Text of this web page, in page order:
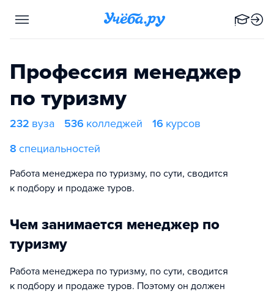
Профессия менеджер
по туризму
232 вуза 536 колледжей 16 курсов
8 специальностей
Работа менеджера по туризму, по сути, сводится
к подбору и продаже туров.
Чем занимается менеджер по
туризму
Работа менеджера по туризму, по сути, сводится
к подбору и продаже туров. Поэтому он должен